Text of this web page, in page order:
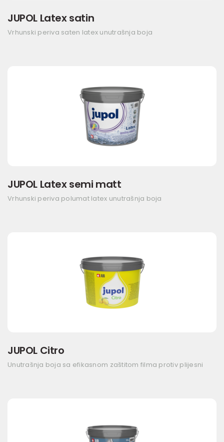
JUPOL Latex satin
Vrhunski periva saten latex unutrašnja boja
JUPOL Latex semi matt
Vrhunski periva polumat latex unutrašnja boja
JUPOL Citro
Unutrašnja boja sa efikasnom zaštitom filma protiv plijesni